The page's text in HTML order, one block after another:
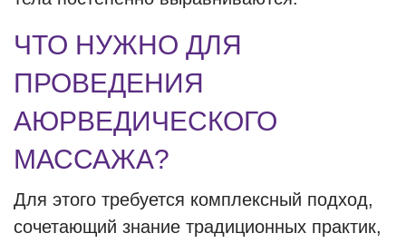
ЧТО НУЖНО ДЛЯ
ПРОВЕДЕНИЯ
АЮРВЕДИЧЕСКОГО
МАССАЖА?
Для этого требуется комплексный подход,
сочетающий знание традиционных практик,